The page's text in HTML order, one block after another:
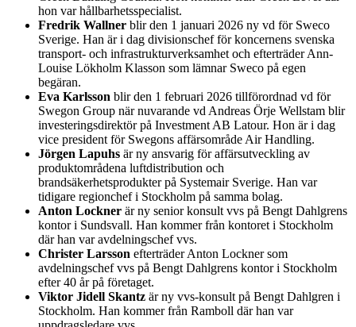
hon var hållbarhetsspecialist.
Fredrik Wallner blir den 1 januari 2026 ny vd för Sweco
Sverige. Han är i dag divisionschef för koncernens svenska
transport- och infrastrukturverksamhet och efterträder Ann-
Louise Lökholm Klasson som lämnar Sweco på egen
begäran.
Eva Karlsson blir den 1 februari 2026 tillförordnad vd för
Swegon Group när nuvarande vd Andreas Örje Wellstam blir
investeringsdirektör på Investment AB Latour. Hon är i dag
vice president för Swegons affärsområde Air Handling.
Jörgen Lapuhs är ny ansvarig för affärsutveckling av
produktområdena luftdistribution och
brandsäkerhetsprodukter på Systemair Sverige. Han var
tidigare regionchef i Stockholm på samma bolag.
Anton Lockner är ny senior konsult vvs på Bengt Dahlgrens
kontor i Sundsvall. Han kommer från kontoret i Stockholm
där han var avdelningschef vvs.
Christer Larsson efterträder Anton Lockner som
avdelningschef vvs på Bengt Dahlgrens kontor i Stockholm
efter 40 år på företaget.
Viktor Jidell Skantz är ny vvs-konsult på Bengt Dahlgren i
Stockholm. Han kommer från Ramboll där han var